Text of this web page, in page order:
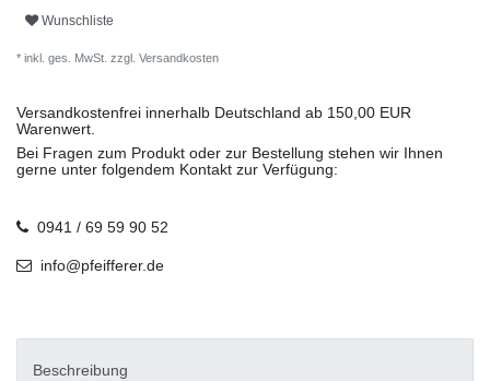
Wunschliste
* inkl. ges. MwSt. zzgl. Versandkosten
Versandkostenfrei innerhalb Deutschland ab 150,00 EUR
Warenwert.
Bei Fragen zum Produkt oder zur Bestellung stehen wir Ihnen
gerne unter folgendem Kontakt zur Verfügung:
0941 / 69 59 90 52
info@pfeifferer.de
Beschreibung